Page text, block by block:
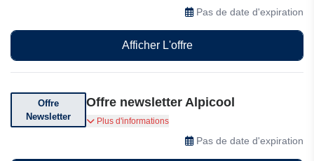
le réfrigérateur portable ALPICOOL d'Alpicool.
Pas de date d'expiration
Afficher L'offre
Offre
Newsletter
Offre newsletter Alpicool
Abonnez-vous et recevez des offres
Plus d'informations
Pas de date d'expiration